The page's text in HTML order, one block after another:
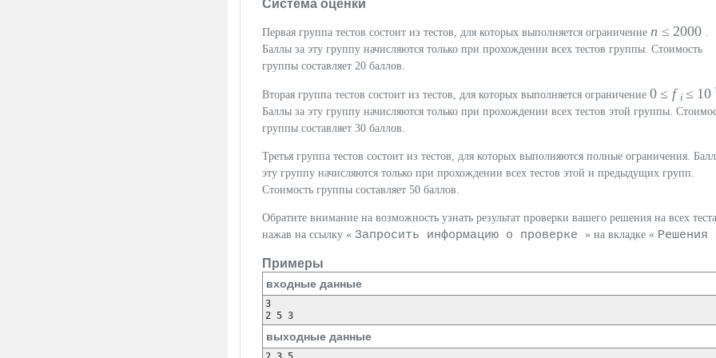
Система оценки
Первая группа тестов состоит из тестов, для которых выполняется ограничение n ≤ 2000 .
Баллы за эту группу начисляются только при прохождении всех тестов группы. Стоимость
группы составляет 20 баллов.
Вторая группа тестов состоит из тестов, для которых выполняется ограничение 0 ≤ f i ≤ 10
Баллы за эту группу начисляются только при прохождении всех тестов этой группы.
группы составляет 30 баллов.
Третья группа тестов состоит из тестов, для которых выполняются полные ограничения.
эту группу начисляются только при прохождении всех тестов этой и предыдущих групп.
Стоимость группы составляет 50 баллов.
Обратите внимание на возможность узнать результат проверки вашего решения на всех
нажав на ссылку « Запросить информацию о проверке » на вкладке « Решения
Примеры
входные данные
3
2 5 3
выходные данные